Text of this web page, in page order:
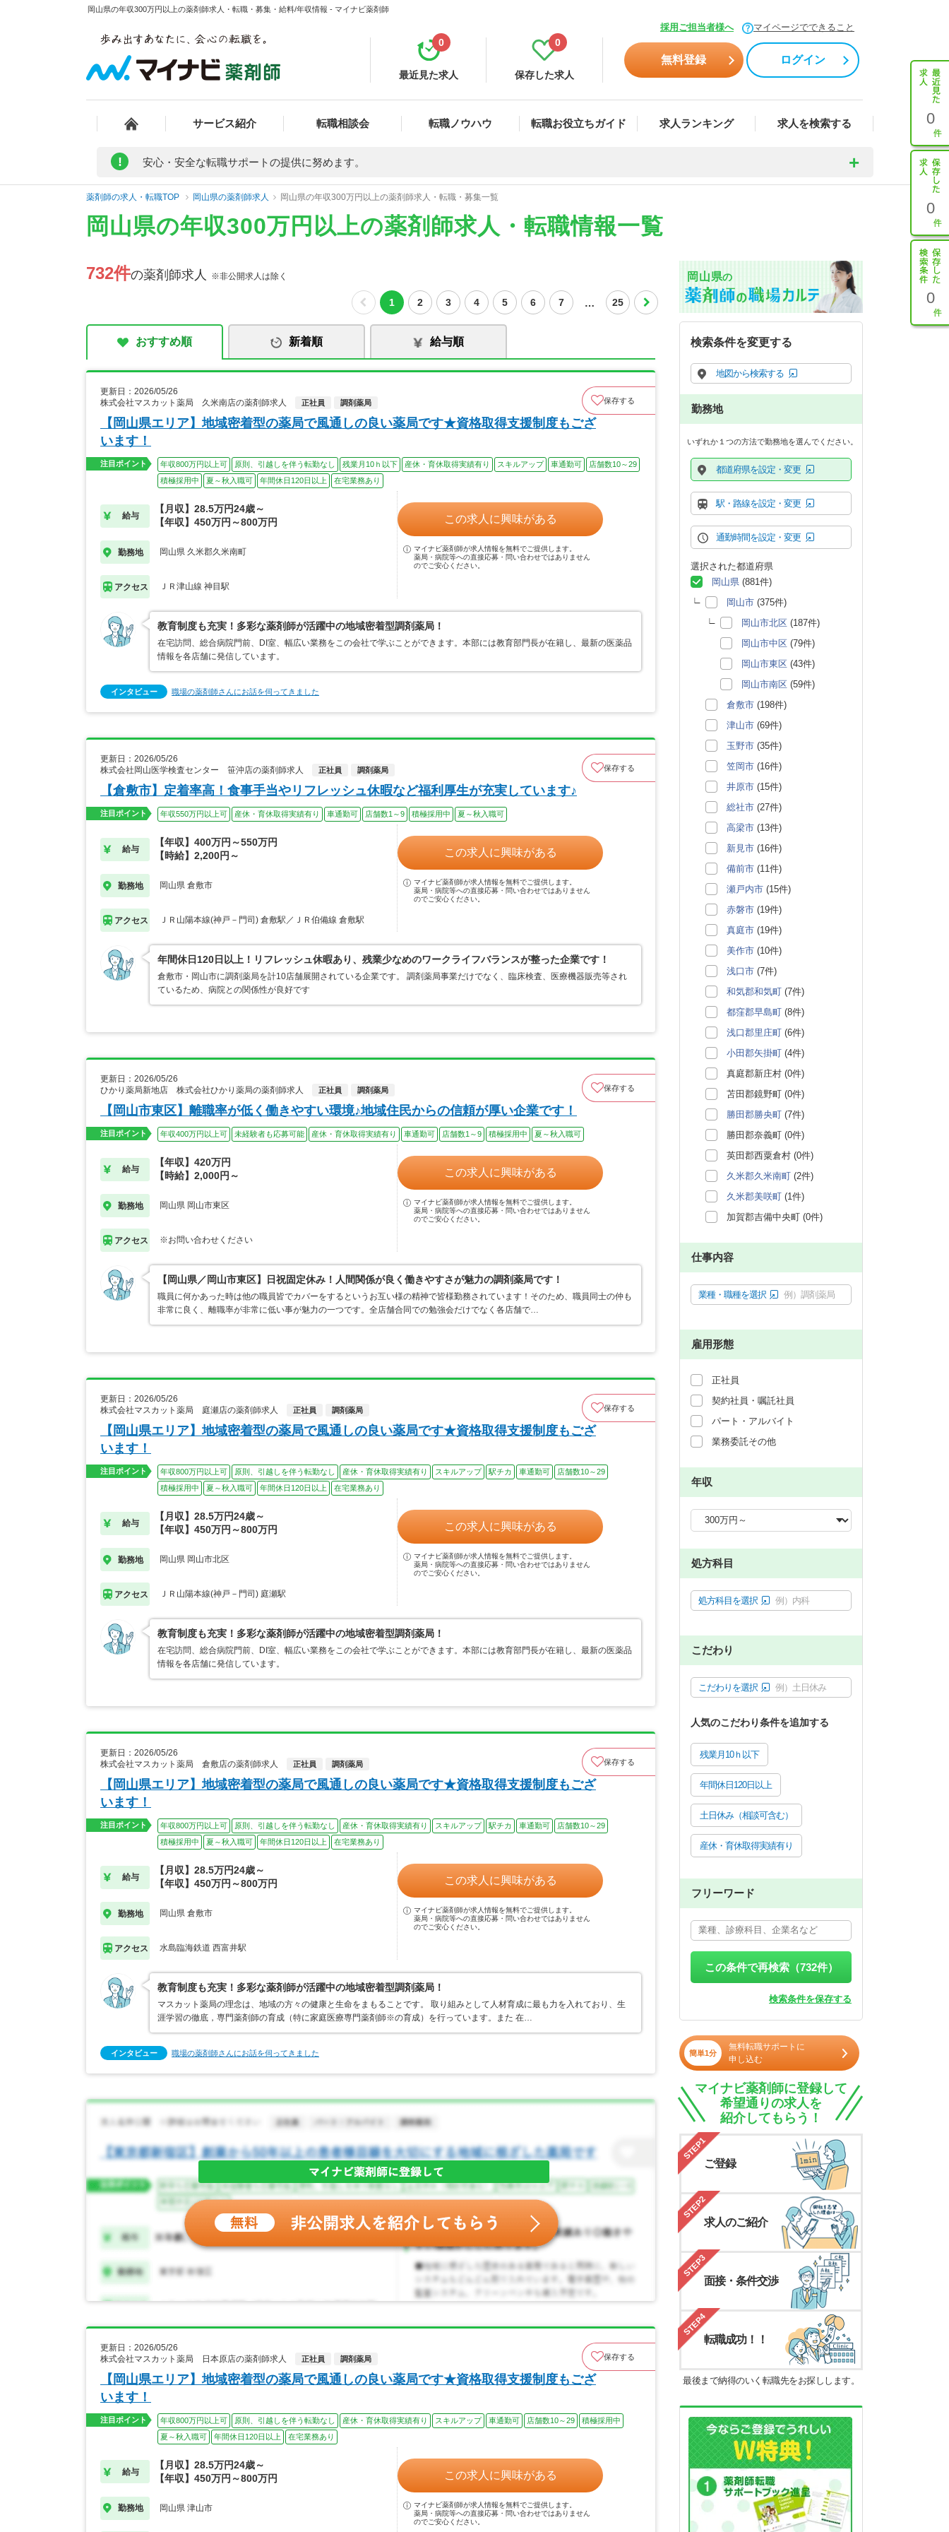
岡山県の年収300万円以上の薬剤師求人・転職・募集・給料/年収情報 - マイナビ薬剤師
採用ご担当者様へ マイページでできること
最近見た求人
0
保存した求人
0
無料登録 ログイン
サービス紹介 転職相談会 転職ノウハウ 転職お役立ちガイド 求人ランキング 求人を検索する 0
0
0
! 安心・安全な転職サポートの提供に努めます。
薬剤師の求人・転職TOP 岡山県の薬剤師求人 岡山県の年収300万円以上の薬剤師求人・転職・募集一覧
岡山県の年収300万円以上の薬剤師求人・転職情報一覧
732件の薬剤師求人 ※非公開求人は除く
1 2 3 4 5 6 7 … 25
おすすめ順 新着順 給与順
更新日：2026/05/26
株式会社マスカット薬局 久米南店の薬剤師求人
正社員 調剤薬局 保存する
【岡山県エリア】地域密着型の薬局で風通しの良い薬局です★資格取得支援制度もござ
います！
注目ポイント 年収800万円以上可 原則、引越しを伴う転勤なし 残業月10ｈ以下 産休・育休取得実績有り スキルアップ 車通勤可
店舗数10～29
積極採用中
夏～秋入職可 年間休日120日以上 在宅業務あり
給与
【月収】28.5万円24歳～
【年収】450万円～800万円
勤務地 岡山県 久米郡久米南町
アクセス ＪＲ津山線 神目駅
この求人に興味がある
マイナビ薬剤師が求人情報を無料でご提供します。
薬局・病院等への直接応募・問い合わせではありません
のでご安心ください。
教育制度も充実！多彩な薬剤師が活躍中の地域密着型調剤薬局！
在宅訪問、総合病院門前、DI室、幅広い業務をこの会社で学ぶことができます。本部には教育部門長が在籍し、最新の医薬品
情報を各店舗に発信しています。
インタビュー 職場の薬剤師さんにお話を伺ってきました
更新日：2026/05/26
株式会社岡山医学検査センター 笹沖店の薬剤師求人
正社員 調剤薬局 保存する
【倉敷市】定着率高！食事手当やリフレッシュ休暇など福利厚生が充実しています♪
注目ポイント 年収550万円以上可 産休・育休取得実績有り 車通勤可 店舗数1～9 積極採用中 夏～秋入職可
給与
【年収】400万円～550万円
【時給】2,200円～
勤務地 岡山県 倉敷市
アクセス ＪＲ山陽本線(神戸－門司) 倉敷駅／ＪＲ伯備線 倉敷駅
この求人に興味がある
マイナビ薬剤師が求人情報を無料でご提供します。
薬局・病院等への直接応募・問い合わせではありません
のでご安心ください。
年間休日120日以上！リフレッシュ休暇あり、残業少なめのワークライフバランスが整った企業です！
倉敷市・岡山市に調剤薬局を計10店舗展開されている企業です。 調剤薬局事業だけでなく、臨床検査、医療機器販売等され
ているため、病院との関係性が良好です
更新日：2026/05/26
ひかり薬局新地店 株式会社ひかり薬局の薬剤師求人
正社員 調剤薬局 保存する
【岡山市東区】離職率が低く働きやすい環境♪地域住民からの信頼が厚い企業です！
注目ポイント 年収400万円以上可 未経験者も応募可能 産休・育休取得実績有り 車通勤可 店舗数1～9 積極採用中 夏～秋入職可
給与
【年収】420万円
【時給】2,000円～
勤務地 岡山県 岡山市東区
アクセス ※お問い合わせください
この求人に興味がある
マイナビ薬剤師が求人情報を無料でご提供します。
薬局・病院等への直接応募・問い合わせではありません
のでご安心ください。
【岡山県／岡山市東区】日祝固定休み！人間関係が良く働きやすさが魅力の調剤薬局です！
職員に何かあった時は他の職員皆でカバーをするというお互い様の精神で皆様勤務されています！そのため、職員同士の仲も
非常に良く、離職率が非常に低い事が魅力の一つです。全店舗合同での勉強会だけでなく各店舗で…
更新日：2026/05/26
株式会社マスカット薬局 庭瀬店の薬剤師求人
正社員 調剤薬局 保存する
【岡山県エリア】地域密着型の薬局で風通しの良い薬局です★資格取得支援制度もござ
います！
注目ポイント 年収800万円以上可 原則、引越しを伴う転勤なし 産休・育休取得実績有り スキルアップ 駅チカ 車通勤可
店舗数10～29
積極採用中
夏～秋入職可 年間休日120日以上 在宅業務あり
給与
【月収】28.5万円24歳～
【年収】450万円～800万円
勤務地 岡山県 岡山市北区
アクセス ＪＲ山陽本線(神戸－門司) 庭瀬駅
この求人に興味がある
マイナビ薬剤師が求人情報を無料でご提供します。
薬局・病院等への直接応募・問い合わせではありません
のでご安心ください。
教育制度も充実！多彩な薬剤師が活躍中の地域密着型調剤薬局！
在宅訪問、総合病院門前、DI室、幅広い業務をこの会社で学ぶことができます。本部には教育部門長が在籍し、最新の医薬品
情報を各店舗に発信しています。
更新日：2026/05/26
株式会社マスカット薬局 倉敷店の薬剤師求人
正社員 調剤薬局 保存する
【岡山県エリア】地域密着型の薬局で風通しの良い薬局です★資格取得支援制度もござ
います！
注目ポイント 年収800万円以上可 原則、引越しを伴う転勤なし 産休・育休取得実績有り スキルアップ 駅チカ 車通勤可
店舗数10～29
積極採用中
夏～秋入職可 年間休日120日以上 在宅業務あり
給与
【月収】28.5万円24歳～
【年収】450万円～800万円
勤務地 岡山県 倉敷市
アクセス 水島臨海鉄道 西富井駅
この求人に興味がある
マイナビ薬剤師が求人情報を無料でご提供します。
薬局・病院等への直接応募・問い合わせではありません
のでご安心ください。
教育制度も充実！多彩な薬剤師が活躍中の地域密着型調剤薬局！
マスカット薬局の理念は、地域の方々の健康と生命をまもることです。 取り組みとして人材育成に最も力を入れており、生
涯学習の徹底，専門薬剤師の育成（特に家庭医療専門薬剤師※の育成）を行っています。また 在…
インタビュー 職場の薬剤師さんにお話を伺ってきました
更新日：2026/05/26
株式会社マスカット薬局 日本原店の薬剤師求人
正社員 調剤薬局 保存する
【岡山県エリア】地域密着型の薬局で風通しの良い薬局です★資格取得支援制度もござ
います！
注目ポイント 年収800万円以上可 原則、引越しを伴う転勤なし 産休・育休取得実績有り スキルアップ 車通勤可 店舗数10～29
積極採用中
夏～秋入職可
年間休日120日以上 在宅業務あり
給与
【月収】28.5万円24歳～
【年収】450万円～800万円
勤務地 岡山県 津山市
この求人に興味がある
マイナビ薬剤師が求人情報を無料でご提供します。
薬局・病院等への直接応募・問い合わせではありません
のでご安心ください。
岡山県の
検索条件を変更する
地図から検索する
勤務地
いずれか１つの方法で勤務地を選んでください。
都道府県を設定・変更
駅・路線を設定・変更
通勤時間を設定・変更
選択された都道府県
岡山県 (881件)
岡山市 (375件)
岡山市北区 (187件)
岡山市中区 (79件)
岡山市東区 (43件)
岡山市南区 (59件)
倉敷市 (198件)
津山市 (69件)
玉野市 (35件)
笠岡市 (16件)
井原市 (15件)
総社市 (27件)
高梁市 (13件)
新見市 (16件)
備前市 (11件)
瀬戸内市 (15件)
赤磐市 (19件)
真庭市 (19件)
美作市 (10件)
浅口市 (7件)
和気郡和気町 (7件)
都窪郡早島町 (8件)
浅口郡里庄町 (6件)
小田郡矢掛町 (4件)
真庭郡新庄村 (0件)
苫田郡鏡野町 (0件)
勝田郡勝央町 (7件)
勝田郡奈義町 (0件)
英田郡西粟倉村 (0件)
久米郡久米南町 (2件)
久米郡美咲町 (1件)
加賀郡吉備中央町 (0件)
仕事内容
業種・職種を選択 例）調剤薬局
雇用形態
正社員
契約社員・嘱託社員
パート・アルバイト
業務委託その他
年収
処方科目
処方科目を選択 例）内科
こだわり
こだわりを選択 例）土日休み
人気のこだわり条件を追加する
残業月10ｈ以下
年間休日120日以上
土日休み（相談可含む）
産休・育休取得実績有り
フリーワード
この条件で再検索（732件）
検索条件を保存する
簡単1分
無料転職サポートに
申し込む
マイナビ薬剤師に登録して
希望通りの求人を
紹介してもらう！
STEP1
ご登録
STEP2
求人のご紹介
STEP3
面接・条件交渉
STEP4
転職成功！！
最後まで納得のいく転職先をお探しします。